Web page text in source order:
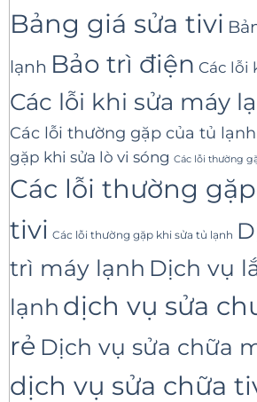
Bảng giá sửa tivi
lạnh Bảo trì điện Các lỗi
Các lỗi khi sửa máy
Các lỗi thường gặp của tủ lạnh
gặp khi sửa lò vi sóng Các lỗi thường
Các lỗi thường
tivi Các lỗi thường gặp khi sửa tủ lạnh
trì máy lạnh Dịch vụ
lạnh dịch vụ sửa
rẻ Dịch vụ sửa chữa
dịch vụ sửa chữa